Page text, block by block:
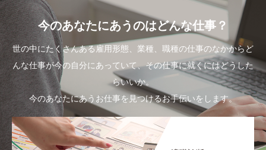
今のあなたにあうのはどんな仕事？
世の中にたくさんある雇用形態、業種、職種の仕事のなかからど
んな仕事が今の自分にあっていて、その仕事に就くにはどうした
らいいか。
今のあなたにあうお仕事を見つけるお手伝いをします。